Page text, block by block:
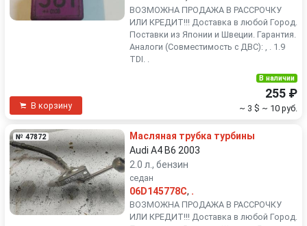
ВОЗМОЖНА ПРОДАЖА В РАССРОЧКУ
ИЛИ КРЕДИТ!!! Доставка в любой Город.
Поставки из Японии и Швеции. Гарантия.
Аналоги (Совместимость с ДВС): , . 1.9
TDI. .
В корзину
В наличии
255 ₽
~ 3 $ ~ 10 руб.
№ 47872
Масляная трубка турбины
Audi A4 B6 2003
2.0 л., бензин
седан
06D145778C, .
ВОЗМОЖНА ПРОДАЖА В РАССРОЧКУ
ИЛИ КРЕДИТ!!! Доставка в любой Город.